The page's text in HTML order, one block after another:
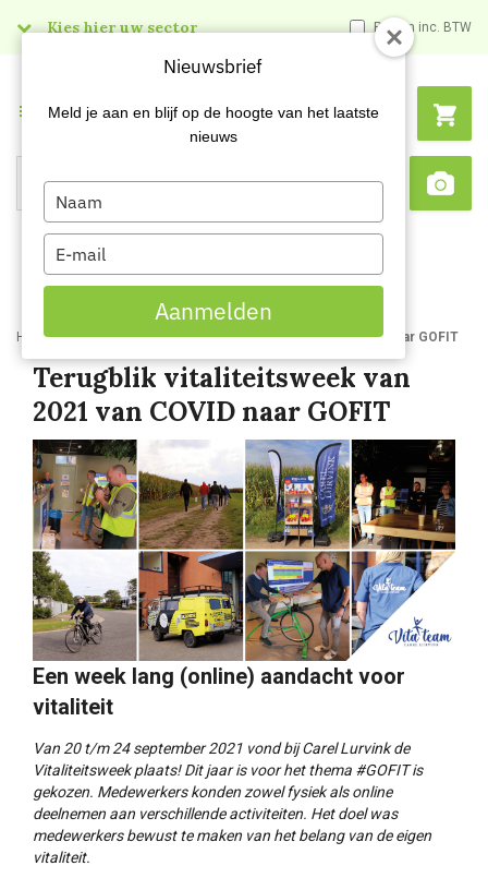
Kies hier uw sector Prijzen inc. BTW
Search
Menu
Home Blog Terugblik vitaliteitsweek van 2021 van COVID naar GOFIT
Terugblik vitaliteitsweek van
2021 van COVID naar GOFIT
Een week lang (online) aandacht voor
vitaliteit
Van 20 t/m 24 september 2021 vond bij Carel Lurvink de
Vitaliteitsweek plaats! Dit jaar is voor het thema #GOFIT is
gekozen. Medewerkers konden zowel fysiek als online
deelnemen aan verschillende activiteiten. Het doel was
medewerkers bewust te maken van het belang van de eigen
vitaliteit.
Nieuwsbrief
Meld je aan en blijf op de hoogte van het laatste
nieuws
Type
your
name
Type
your
email
Aanmelden